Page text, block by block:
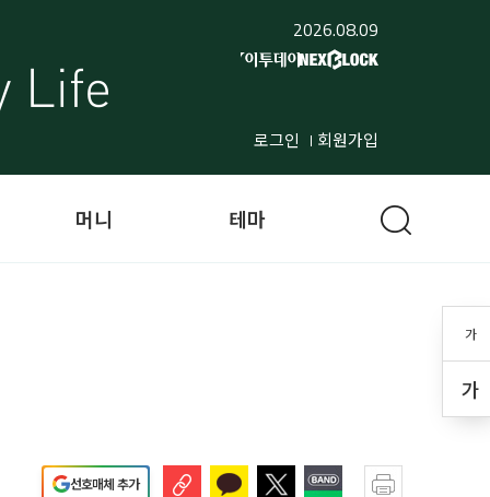
2026.08.09
로그인 회원가입
가
가
머니 테마
선호매체 추가